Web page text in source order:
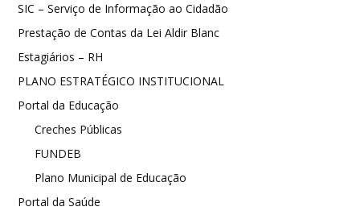
SIC – Serviço de Informação ao Cidadão
Prestação de Contas da Lei Aldir Blanc
Estagiários – RH
PLANO ESTRATÉGICO INSTITUCIONAL
Portal da Educação
Creches Públicas
FUNDEB
Plano Municipal de Educação
Portal da Saúde